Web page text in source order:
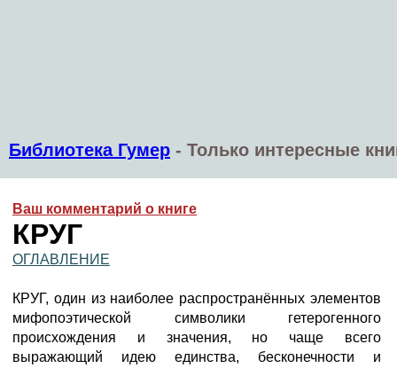
Библиотека Гумер - Только интересные
Ваш комментарий о книге
КРУГ
ОГЛАВЛЕНИЕ
КРУГ, один из наиболее распространённых элементов
мифопоэтической символики гетерогенного
происхождения и значения, но чаще всего
выражающий идею единства, бесконечности и